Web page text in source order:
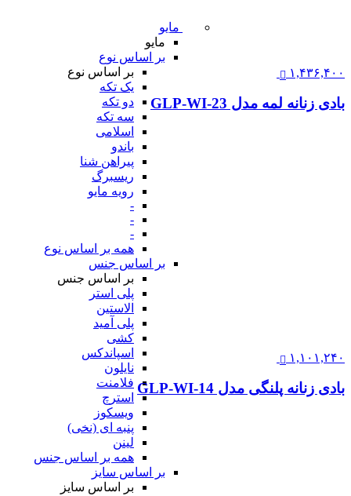
مایو
مایو
بر اساس نوع
بر اساس نوع
یک تکه
دو تکه
سه تکه
اسلامی
باندو
پیراهن شنا
ریسبرگ
رویه مایو
-
-
-
همه بر اساس نوع
بر اساس جنس
بر اساس جنس
پلی استر
الاستین
پلی آمید
کشی
اسپاندکس
نایلون
فلامنت
استرچ
ویسکوز
پنبه ای (نخی)
لینن
همه بر اساس جنس
بر اساس سایز
بر اساس سایز
۱,۴۳۶,۴۰۰
بادی زنانه لمه مدل GLP-WI-23
۱,۱۰۱,۲۴۰
بادی زنانه پلنگی مدل GLP-WI-14